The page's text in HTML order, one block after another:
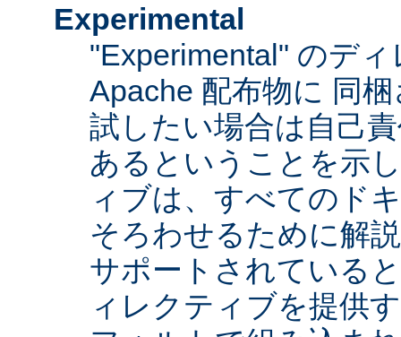
Experimental
"Experimental" のデ
Apache 配布物に 同
試したい場合は自己
あるということを示
ィブは、すべてのド
そろわせるために解
サポートされている
ィレクティブを提供